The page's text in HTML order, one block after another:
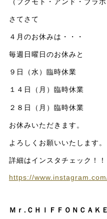
さてさて
４月のお休みは・・・
毎週日曜日のお休みと
９日（水）臨時休業
１４日（月）臨時休業
２８日（月）臨時休業
お休みいただきます。
よろしくお願いいたします。
詳細はインスタチェック！！
https://
Ｍｒ.ＣＨＩＦＦＯＮＣＡＫＥ